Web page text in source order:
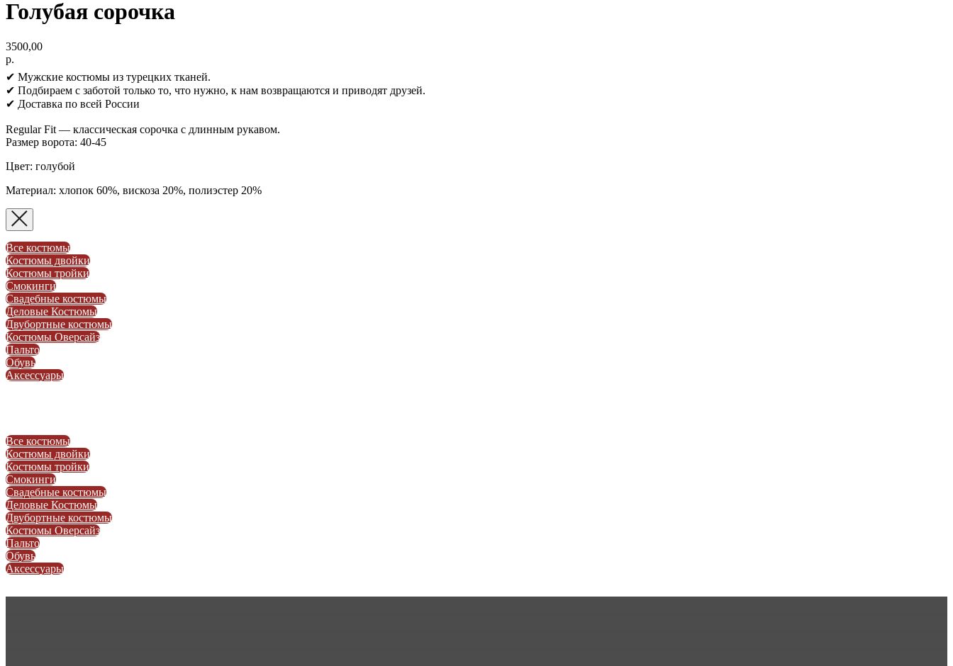
Голубая сорочка
3500,00
р.
✔ Мужские костюмы из турецких тканей.
✔ Подбираем с заботой только то, что нужно, к нам возвращаются и приводят друзей.
✔ Доставка по всей России
Regular Fit — классическая сорочка с длинным рукавом.
Размер ворота: 40-45
Цвет: голубой
Материал: хлопок 60%, вискоза 20%, полиэстер 20%
Все костюмы
Костюмы двойки
Костюмы тройки
Смокинги
Свадебные костюмы
Деловые Костюмы
Двубортные костюмы
Костюмы Оверсайз
Пальто
Обувь
Аксессуары
Все костюмы
Костюмы двойки
Костюмы тройки
Смокинги
Свадебные костюмы
Деловые Костюмы
Двубортные костюмы
Костюмы Оверсайз
Пальто
Обувь
Аксессуары